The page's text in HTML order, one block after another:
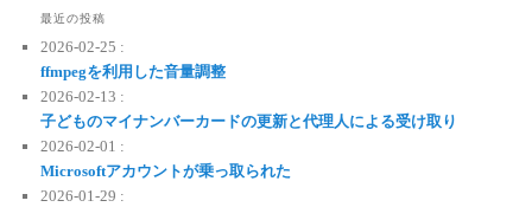
最近の投稿
2026-02-25 :
ffmpegを利用した音量調整
2026-02-13 :
子どものマイナンバーカードの更新と代理人による受け取り
2026-02-01 :
Microsoftアカウントが乗っ取られた
2026-01-29 :